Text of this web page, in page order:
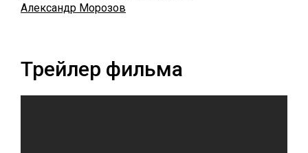
Александр Морозов
Трейлер фильма